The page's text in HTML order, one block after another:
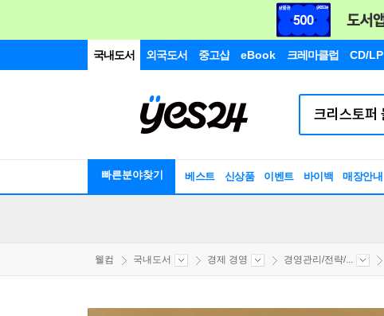
국내도서 외국도서 중고샵 eBook 크레마클럽 CD/LP
빠른분야찾기 베스트 신상품 이벤트 바이백 매장안내
웰컴 국내도서 경제 경영 경영관리/전략/...